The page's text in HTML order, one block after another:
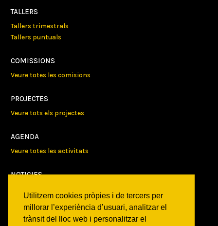
Utilitzem cookies pròpies i de tercers per
millorar l’experiència d’usuari, analitzar el
trànsit del lloc web i personalitzar el
TALLERS
Tallers trimestrals
Tallers puntuals
COMISSIONS
Veure totes les comisions
PROJECTES
Veure tots els projectes
AGENDA
Veure totes les activitats
NOTICIES
Comunicats
Victories